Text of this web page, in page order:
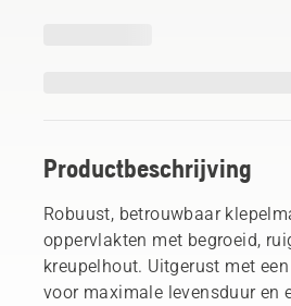
Productbeschrijving
Robuust, betrouwbaar
oppervlakten met begroeid,
kreupelhout. Uitgerust met
voor maximale levensduur en